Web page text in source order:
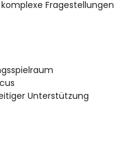
Fragestellungen
Unterstützung